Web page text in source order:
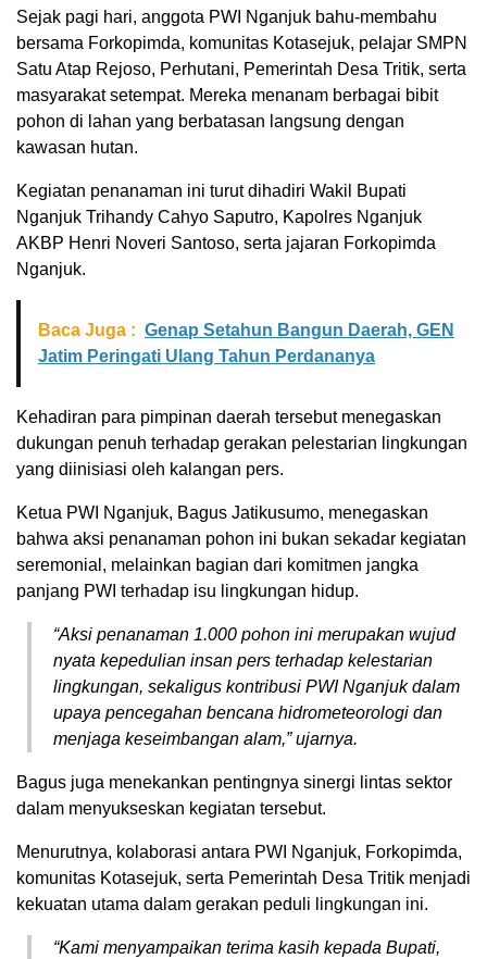
Sejak pagi hari, anggota PWI Nganjuk bahu-membahu
bersama Forkopimda, komunitas Kotasejuk, pelajar SMPN
Satu Atap Rejoso, Perhutani, Pemerintah Desa Tritik, serta
masyarakat setempat. Mereka menanam berbagai bibit
pohon di lahan yang berbatasan langsung dengan
kawasan hutan.
Kegiatan penanaman ini turut dihadiri Wakil Bupati
Nganjuk Trihandy Cahyo Saputro, Kapolres Nganjuk
AKBP Henri Noveri Santoso, serta jajaran Forkopimda
Nganjuk.
Baca Juga : Genap Setahun Bangun Daerah, GEN
Jatim Peringati Ulang Tahun Perdananya
Kehadiran para pimpinan daerah tersebut menegaskan
dukungan penuh terhadap gerakan pelestarian lingkungan
yang diinisiasi oleh kalangan pers.
Ketua PWI Nganjuk, Bagus Jatikusumo, menegaskan
bahwa aksi penanaman pohon ini bukan sekadar kegiatan
seremonial, melainkan bagian dari komitmen jangka
panjang PWI terhadap isu lingkungan hidup.
“Aksi penanaman 1.000 pohon ini merupakan wujud
nyata kepedulian insan pers terhadap kelestarian
lingkungan, sekaligus kontribusi PWI Nganjuk dalam
upaya pencegahan bencana hidrometeorologi dan
menjaga keseimbangan alam,” ujarnya.
Bagus juga menekankan pentingnya sinergi lintas sektor
dalam menyukseskan kegiatan tersebut.
Menurutnya, kolaborasi antara PWI Nganjuk, Forkopimda,
komunitas Kotasejuk, serta Pemerintah Desa Tritik menjadi
kekuatan utama dalam gerakan peduli lingkungan ini.
“Kami menyampaikan terima kasih kepada Bupati,